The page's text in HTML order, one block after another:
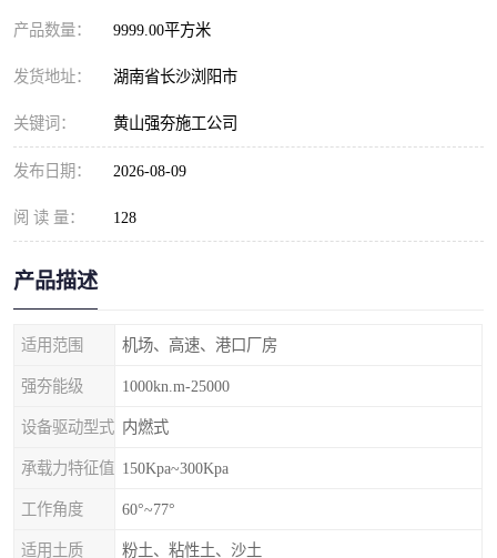
产品数量： 9999.00平方米
发货地址： 湖南省长沙浏阳市
关键词： 黄山强夯施工公司
发布日期： 2026-08-09
阅 读 量： 128
产品描述
适用范围 机场、高速、港口厂房
强夯能级 1000kn.m-25000
设备驱动型式 内燃式
承载力特征值 150Kpa~300Kpa
工作角度 60°~77°
适用土质 粉土、粘性土、沙土